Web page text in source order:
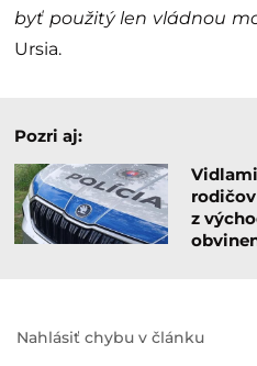
byť použitý len vládnou
Ursia.
Pozri aj:
z
Nahlásiť chybu v článku